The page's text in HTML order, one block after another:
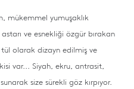
mükemmel yumuşaklık
ve esnekliği özgür bırakan
olarak dizayn edilmiş ve
var... Siyah, ekru, antrasit,
size sürekli göz kırpıyor.